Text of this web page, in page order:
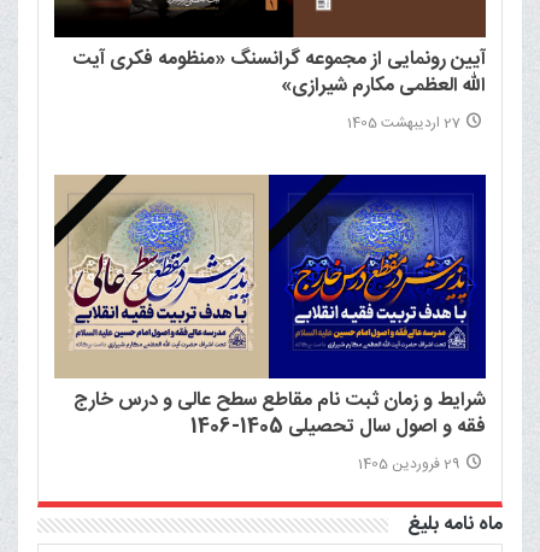
آیین رونمایی از مجموعه گرانسنگ «منظومه فکری آیت
الله العظمی مکارم شیرازی»
27 اردیبهشت 1405
شرایط و زمان ثبت نام مقاطع سطح عالی و درس خارج
فقه و اصول سال تحصیلی 1405-1406
29 فروردین 1405
ماه نامه بلیغ